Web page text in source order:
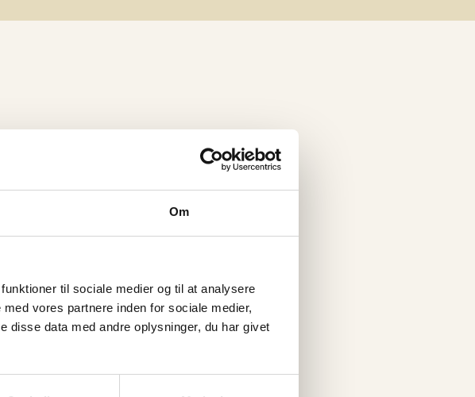
Om
til sociale medier og til at analysere
vores partnere inden for sociale medier,
disse data med andre oplysninger, du har givet
om personlig udvikling. Der har været
give slip, sundere mindset, få viljen
man også kunne leve sådan efter ens
i mig